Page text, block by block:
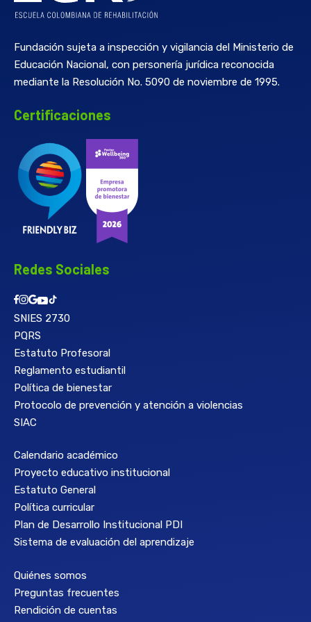
Fundación sujeta a inspección y vigilancia del Ministerio de
Educación Nacional, con personería jurídica reconocida
mediante la Resolución No. 5090 de noviembre de 1995.
Certificaciones
Redes Sociales
SNIES 2730
PQRS
Estatuto Profesoral
Reglamento estudiantil
Política de bienestar
Protocolo de prevención y atención a violencias
SIAC
Calendario académico
Proyecto educativo institucional
Estatuto General
Política curricular
Plan de Desarrollo Institucional PDI
Sistema de evaluación del aprendizaje
Quiénes somos
Preguntas frecuentes
Rendición de cuentas